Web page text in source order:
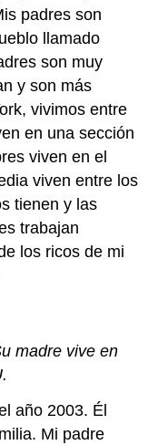
padres son
llamado
son muy
y son más
vivimos entre
en una sección
viven en el
viven entre los
tienen y las
trabajan
los ricos de mi
madre vive en
año 2003. Él
Mi padre